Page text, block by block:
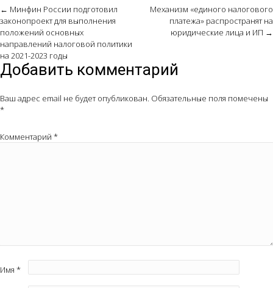
Post
navigation
← Минфин России подготовил
законопроект для выполнения
положений основных
направлений налоговой политики
на 2021-2023 годы
Механизм «единого налогового
платежа» распространят на
юридические лица и ИП →
Добавить комментарий
Ваш адрес email не будет опубликован. Обязательные поля помечены
*
Комментарий *
Имя *